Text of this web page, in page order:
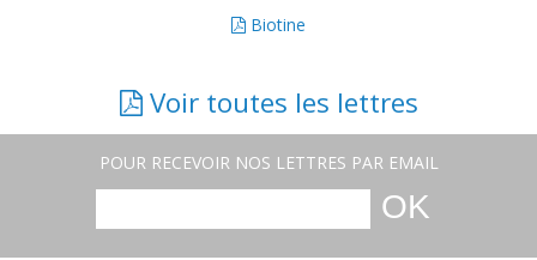
Biotine
Voir toutes les lettres
POUR RECEVOIR NOS LETTRES PAR EMAIL